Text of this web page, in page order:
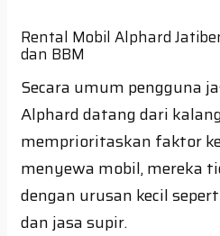
Rental Mobil Alphard
dan BBM
Secara umum pengguna
Alphard datang dari
memprioritaskan faktor
menyewa mobil, mereka
dengan urusan kecil
dan jasa supir.